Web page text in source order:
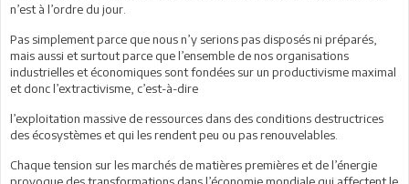
n’est à l’ordre du jour.
Pas simplement parce que nous n’y serions pas disposés ni préparés,
mais aussi et surtout parce que l’ensemble de nos organisations
industrielles et économiques sont fondées sur un productivisme maximal
et donc l’extractivisme, c’est-à-dire
l’exploitation massive de ressources dans des conditions destructrices
des écosystèmes et qui les rendent peu ou pas renouvelables.
Chaque tension sur les marchés de matières premières et de l’énergie